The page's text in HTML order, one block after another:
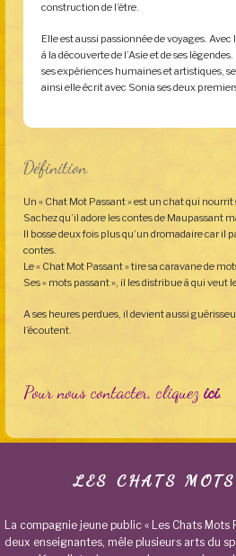
construction de l’être.
Elle est aussi passionnée de voyages. Avec
à la découverte de l’Asie et de ses
ses expériences humaines et artistiques,
ainsi elle écrit avec Sonia ses deux
Définition
Un « Chat Mot Passant » est un chat qui nourrit
Sachez qu’il adore les contes de Maupassant
Il bosse deux fois plus qu’un dromadaire car il
contes.
Le « Chat Mot Passant » tire sa caravane de
Ses « mots passant », il les distribue à qui veut
A ses heures perdues, il devient aussi
l’écoutent.
Pour nous contacter, cliquezici.
LES CHATS
La compagnie jeune public « Les Chats
deux enseignantes, mêle plusieurs arts du